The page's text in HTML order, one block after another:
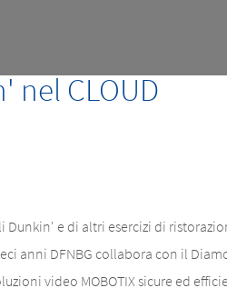
nel CLOUD
Dunkin' e di altri esercizi di
anni DFNBG collabora con il
video MOBOTIX sicure ed